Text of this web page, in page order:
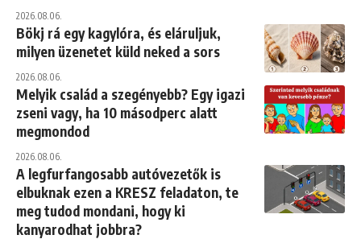
2026.08.06.
Bökj rá egy kagylóra, és eláruljuk,
milyen üzenetet küld neked a sors
2026.08.06.
Melyik család a szegényebb? Egy igazi
zseni vagy, ha 10 másodperc alatt
megmondod
2026.08.06.
A legfurfangosabb autóvezetők is
elbuknak ezen a KRESZ feladaton, te
meg tudod mondani, hogy ki
kanyarodhat jobbra?